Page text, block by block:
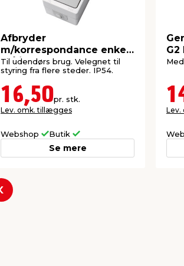
Afbryder
m/korrespondance enkelt
grå/hvid - Elworks
Til udendørs brug. Velegnet til
styring fra flere steder. IP54.
16,50pr. stk.
Lev. omk. tillægges
Webshop Butik
Se mere
G2
Forrige